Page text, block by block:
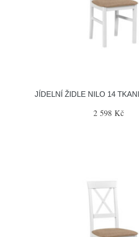
JÍDELNÍ ŽIDLE NILO 14
2 598 Kč